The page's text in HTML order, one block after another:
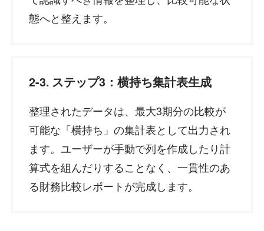
態へと整えます。
2-3. ステップ3：横持ち集計表生成
整理されたデータは、最大3期分の比較が
可能な「横持ち」の集計表として出力され
ます。ユーザーが手動で列を作成したり計
算式を組んだりすることなく、一貫性のあ
る財務比較レポートが完成します。